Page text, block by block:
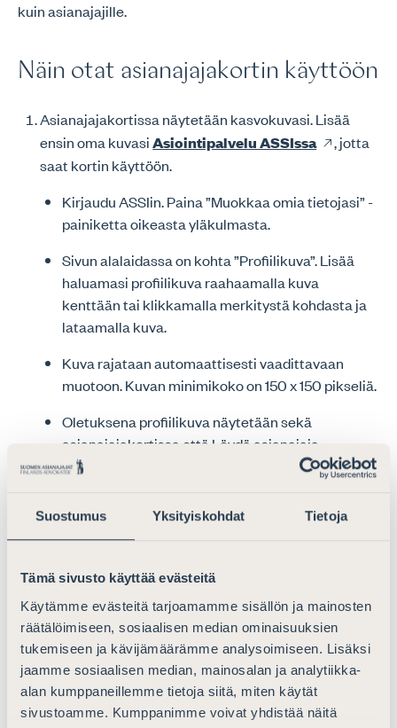
Suostumus Yksityiskohdat Tietoja
Tämä sivusto käyttää evästeitä
Käytämme evästeitä tarjoamamme sisällön ja mainosten
räätälöimiseen, sosiaalisen median ominaisuuksien
tukemiseen ja kävijämäärämme analysoimiseen. Lisäksi
jaamme sosiaalisen median, mainosalan ja analytiikka-
alan kumppaneillemme tietoja siitä, miten käytät
sivustoamme. Kumppanimme voivat yhdistää näitä
kuin asianajajille.
Näin otat asianajajakortin käyttöön
Asianajajakortissa näytetään kasvokuvasi. Lisää
ensin oma kuvasiAsiointipalvelu ASSIssa
, jotta
saat kortin käyttöön.
Kirjaudu ASSIin. Paina ”Muokkaa omia tietojasi” -
painiketta oikeasta yläkulmasta.
Sivun alalaidassa on kohta ”Profiilikuva”. Lisää
haluamasi profiilikuva raahaamalla kuva
kenttään tai klikkamalla merkitystä kohdasta ja
lataamalla kuva.
Kuva rajataan automaattisesti vaadittavaan
muotoon. Kuvan minimikoko on 150 x 150 pikseliä.
Oletuksena profiilikuva näytetään sekä
asianajajakortissa että Löydä asianajaja -
palvelussa. Mikäli et halua, että lataamasi kuva
yhteydessä valita ”Näytä profiilikuva vain
ASSIin tallennetun puhelinnumeron tulee olla
henkilökohtainen oma matkapuhelinnumero eikä
esimerkiksi asianajotoimiston vaihteen numero.
Lataa Asianajajat-sovellus puhelimeesi
App Storesta
taiGoogle Playstä
.
Kirjaudu sovellukseen samalla sähköpostiosoitteella,